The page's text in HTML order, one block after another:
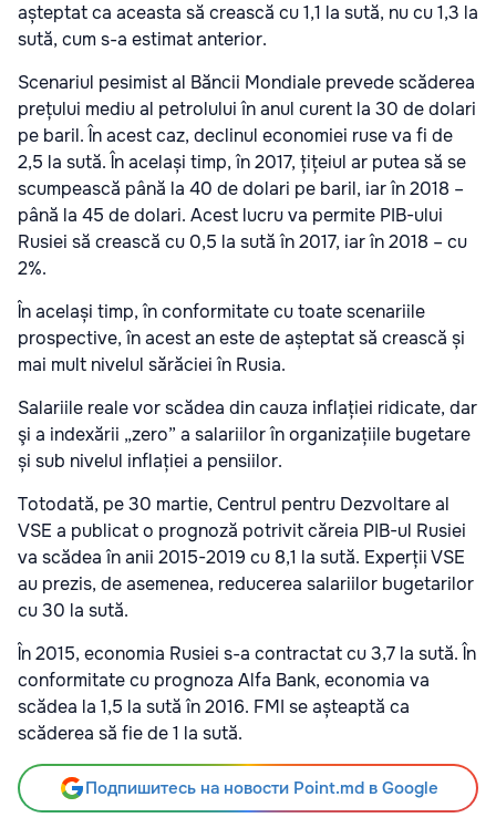
așteptat ca aceasta să crească cu 1,1 la sută, nu cu 1,3 la
sută, cum s-a estimat anterior.
Scenariul pesimist al Băncii Mondiale prevede scăderea
prețului mediu al petrolului în anul curent la 30 de dolari
pe baril. În acest caz, declinul economiei ruse va fi de
2,5 la sută. În același timp, în 2017, țițeiul ar putea să se
scumpească până la 40 de dolari pe baril, iar în 2018 –
până la 45 de dolari. Acest lucru va permite PIB-ului
Rusiei să crească cu 0,5 la sută în 2017, iar în 2018 – cu
2%.
În același timp, în conformitate cu toate scenariile
prospective, în acest an este de așteptat să crească și
mai mult nivelul sărăciei în Rusia.
Salariile reale vor scădea din cauza inflației ridicate, dar
şi a indexării „zero” a salariilor în organizațiile bugetare
și sub nivelul inflației a pensiilor.
Totodată, pe 30 martie, Centrul pentru Dezvoltare al
VSE a publicat o prognoză potrivit căreia PIB-ul Rusiei
va scădea în anii 2015-2019 cu 8,1 la sută. Experții VSE
au prezis, de asemenea, reducerea salariilor bugetarilor
cu 30 la sută.
În 2015, economia Rusiei s-a contractat cu 3,7 la sută. În
conformitate cu prognoza Alfa Bank, economia va
scădea la 1,5 la sută în 2016. FMI se așteaptă ca
scăderea să fie de 1 la sută.
Подпишитесь на новости Point.md в Google